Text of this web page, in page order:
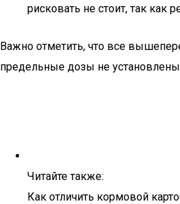
рисковать не стоит, так как
Важно отметить, что все
предельные дозы не
Читайте также:
Как отличить кормовой